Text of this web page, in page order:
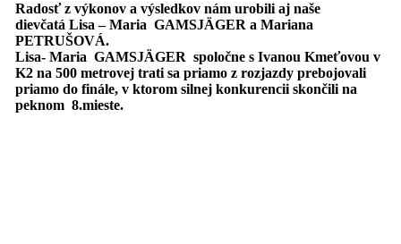
Radosť z výkonov a výsledkov nám urobili aj naše
dievčatá Lisa – Maria GAMSJÄGER a Mariana
PETRUŠOVÁ.
Lisa- Maria GAMSJÄGER spoločne s Ivanou Kmeťovou v
K2 na 500 metrovej trati sa priamo z rozjazdy prebojovali
priamo do finále, v ktorom silnej konkurencii skončili na
peknom 8.mieste.